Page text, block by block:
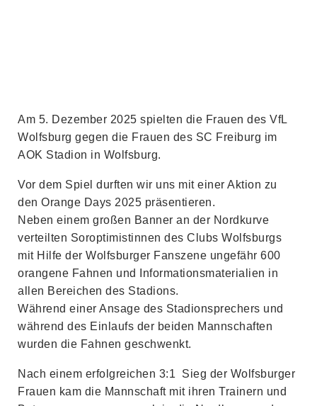
Am 5. Dezember 2025 spielten die Frauen des VfL
Wolfsburg gegen die Frauen des SC Freiburg im
AOK Stadion in Wolfsburg.
Vor dem Spiel durften wir uns mit einer Aktion zu
den Orange Days 2025 präsentieren.
Neben einem großen Banner an der Nordkurve
verteilten Soroptimistinnen des Clubs Wolfsburgs
mit Hilfe der Wolfsburger Fanszene ungefähr 600
orangene Fahnen und Informationsmaterialien in
allen Bereichen des Stadions.
Während einer Ansage des Stadionsprechers und
während des Einlaufs der beiden Mannschaften
wurden die Fahnen geschwenkt.
Nach einem erfolgreichen 3:1 Sieg der Wolfsburger
Frauen kam die Mannschaft mit ihren Trainern und